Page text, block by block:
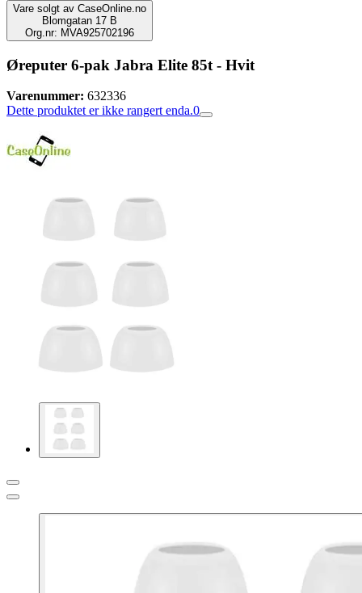
Vare solgt av CaseOnline.no
Blomgatan 17 B
Org.nr: MVA925702196
Øreputer 6-pak Jabra Elite 85t - Hvit
Varenummer: 632336
Dette produktet er ikke rangert enda.0